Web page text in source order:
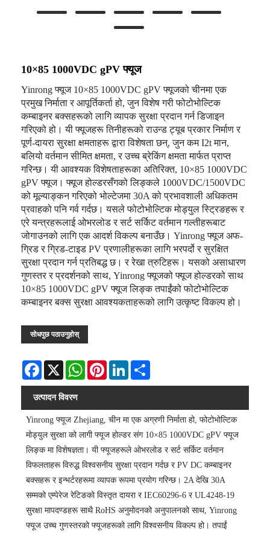
10×85 1000VDC gPV फ्यूज
Yinrong फ्यूज 10×85 1000VDC gPV फ्यूजको चीनमा एक
प्रमुख निर्माता र आपूर्तिकर्ता हो, जुन विशेष गरी फोटोभोल्टिक
कम्बाइनर बक्सहरूको लागि व्यापक सुरक्षा प्रदान गर्न डिजाइन
गरिएको हो। यी फ्यूजहरू तिनीहरूको राउन्ड ट्यूब प्रकार निर्माण र
पूर्ण-दायरा सुरक्षा क्षमताहरू द्वारा विशेषता छन्, जुन कम I2t मान,
बलियो वर्तमान सीमित क्षमता, र उच्च ब्रेकिंग क्षमता मार्फत प्राप्त
गरिन्छ। यी आवश्यक विशेषताहरूका अतिरिक्त, 10×85 1000VDC
gPV फ्यूज। फ्यूज होल्डरसँगको लिङ्कले 1000VDC/1500VDC
को मूल्याङ्कन गरिएको भोल्टेजमा 30A को प्रभावशाली अधिकतम
प्रवाहको पनि गर्व गर्दछ। यसले फोटोभोल्टिक मोड्युल स्ट्रिङहरू र
एरे यन्त्रहरूलाई ओभरलोड र सर्ट सर्किट वर्तमान गल्तीहरूबाट
जोगाउनको लागि एक आदर्श विकल्प बनाउँछ। Yinrong फ्यूज अफ-
ग्रिड र ग्रिड-टाइड PV प्रणालीहरूका लागि भरपर्दो र सुरक्षित
सुरक्षा प्रदान गर्न प्रतिबद्ध छ। र रेखा त्रुटिहरू। यसको असाधारण
गुणस्तर र प्रदर्शनको साथ, Yinrong फ्यूजको फ्यूज होल्डरको साथ
10×85 1000VDC gPV फ्यूज लिङ्क तपाईंको फोटोभोल्टिक
कम्बाइनर बक्स सुरक्षा आवश्यकताहरूको लागि उत्कृष्ट विकल्प हो।
सोधपुछ पठाउनुहोस्
Facebook
X WhatsAppPinterestLinkedIn
उत्पादन विवरण
Yinrong फ्यूज Zhejiang, चीन मा एक अग्रणी निर्माता हो, फोटोभोल्टिक
मोड्युल सुरक्षा को लागी फ्यूज होल्डर संग 10×85 1000VDC gPV फ्यूज
लिङ्क मा विशेषज्ञता। यी फ्यूजहरूले ओभरलोड र सर्ट सर्किट वर्तमान
विफलताहरू विरुद्ध विश्वसनीय सुरक्षा प्रदान गर्दछ र PV DC कम्बाइनर
बक्सहरू र इन्भर्टरहरूमा व्यापक रूपमा प्रयोग गरिन्छ। 2A देखि 30A
सम्मको एम्पेरेज रेटिङको विस्तृत दायरा र IEC60296-6 र UL4248-19
सुरक्षा मापदण्डहरू साथै RoHS अनुमोदनको अनुपालनको साथ, Yinrong
फ्यूज उच्च गुणस्तरको फ्यूजहरूको लागि विश्वसनीय विकल्प हो। तपाईं